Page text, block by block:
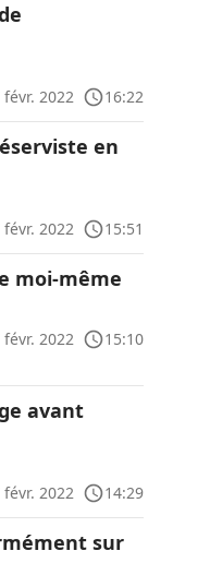
févr. 2022
16:22
en
févr. 2022
15:51
moi-même
févr. 2022
15:10
avant
févr. 2022
14:29
sur